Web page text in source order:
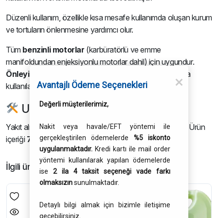
Düzenli kullanım, özellikle kısa mesafe kullanımda oluşan kurum
ve tortuların önlenmesine yardımcı olur.
Tüm benzinli motorlar (karbüratörlü ve emme
manifoldundan enjeksiyonlu motorlar dahil) için uygundur.
Önleyici veya giderici
(koruyucu / temizleyici) amaçla
kullanılabilir.
Uygulama / Kullanım Talimatları
Yakıt alımı sırasında doğrudan yakıt deposuna ekleyiniz. Ürün
içeriği 75 litreye kadar yakıtiçin yeterlidir.
İlgili ürünler
Avantajlı Ödeme Seçenekleri
Değerli müşterilerimiz,
Nakit veya havale/EFT yöntemi ile
gerçekleştirilen ödemelerde %5 iskonto
uygulanmaktadır. Kredi kartı ile mail order
yöntemi kullanılarak yapılan ödemelerde
ise 2 ila 4 taksit seçeneği vade farkı
olmaksızınsunulmaktadır.
Detaylı bilgi almak için bizimle iletişime
geçebilirsiniz.